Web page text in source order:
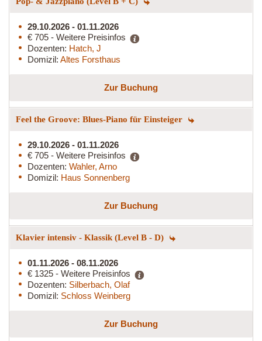
29.10.2026 - 01.11.2026
€ 705 - Weitere Preisinfos
Dozenten: Hatch, J
Domizil: Altes Forsthaus
Zur Buchung
Feel the Groove: Blues-Piano für Einsteiger
29.10.2026 - 01.11.2026
€ 705 - Weitere Preisinfos
Dozenten: Wahler, Arno
Domizil: Haus Sonnenberg
Zur Buchung
Klavier intensiv - Klassik (Level B - D)
01.11.2026 - 08.11.2026
€ 1325 - Weitere Preisinfos
Dozenten: Silberbach, Olaf
Domizil: Schloss Weinberg
Zur Buchung